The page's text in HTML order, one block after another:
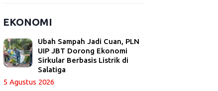
EKONOMI
Ubah Sampah Jadi Cuan, PLN
UIP JBT Dorong Ekonomi
Sirkular Berbasis Listrik di
Salatiga
5 Agustus 2026